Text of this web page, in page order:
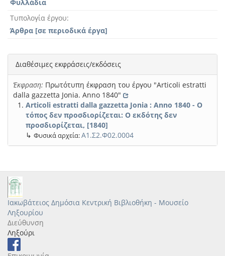
Φυλλάδια
Τυπολογία έργου
Άρθρα [σε περιοδικά έργα]
Διαθέσιμες εκφράσεις/εκδόσεις
Έκφραση: Πρωτότυπη έκφραση του έργου "Articoli estratti
dalla gazzetta Jonia. Anno 1840"
Articoli estratti dalla gazzetta Jonia : Anno 1840 - Ο
τόπος δεν προσδιορίζεται: Ο εκδότης δεν
προσδιορίζεται, [1840]
↳ Φυσικά αρχεία:Α1.Σ2.Φ02.0004
Ιακωβάτειος Δημόσια Κεντρική Βιβλιοθήκη - Μουσείο
Ληξουρίου
Διεύθυνση
Ληξούρι